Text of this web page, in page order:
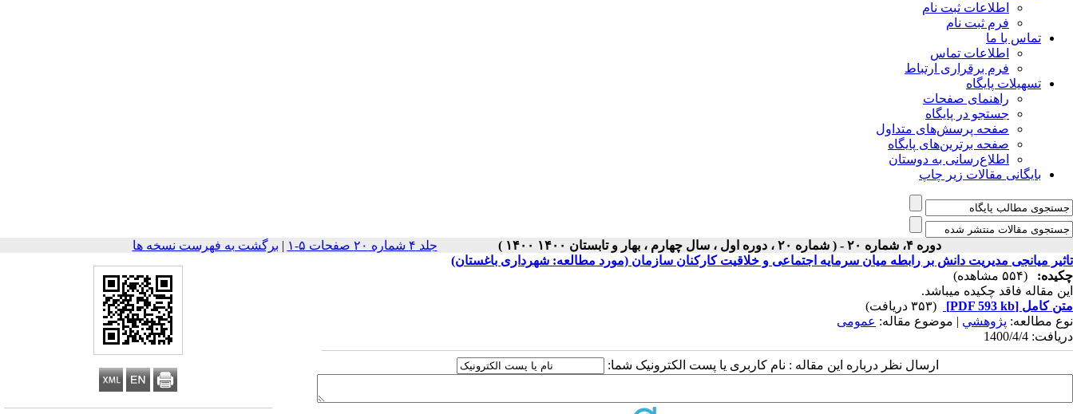
اطلاعات ثبت نام
فرم ثبت نام
تماس با ما
اطلاعات تماس
فرم برقراری ارتباط
تسهیلات پایگاه
راهنمای صفحات
جستجو در پایگاه
صفحه پرسش‌های متداول
صفحه برترین‌های پایگاه
اطلاع‌رسانی به دوستان
بایگانی مقالات زیر چاپ
دوره ۴، شماره ۲۰ - ( شماره ۲۰ ، دوره اول ، سال چهارم ، بهار و تابستان ۱۴۰۰ ۱۴۰۰ ) جلد ۴ شماره ۲۰ صفحات ۵-۱ | برگشت به فهرست نسخه ها
تاثیر میانجی مدیریت دانش بر رابطه میان سرمایه اجتماعی و خلاقیت کارکنان سازمان (مورد مطالعه: شهرداری باغستان)
چکیده:
(۵۵۴ مشاهده)
این مقاله فاقد چکیده می​باشد.
متن کامل [PDF 593 kb]
(۳۵۳ دریافت)
نوع مطالعه: پژوهشي | موضوع مقاله: عمومى
دریافت: 1400/4/4
ارسال نظر درباره این مقاله : نام کاربری یا پست الکترونیک شما: